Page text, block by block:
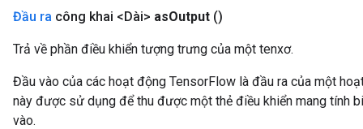
Đầu ra công khai <Dài> asOutput ()
Trả về phần điều khiển tượng trưng của một tenxơ.
Đầu vào của các hoạt động TensorFlow là đầu ra của một
này được sử dụng để thu được một thẻ điều khiển mang tính
vào.